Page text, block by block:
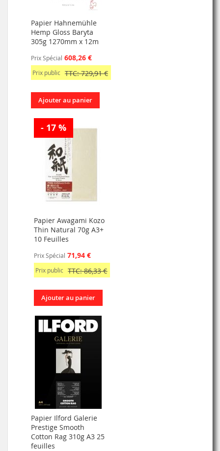
Papier Hahnemühle
Hemp Gloss Baryta
305g 1270mm x 12m
Prix Spécial 608,26 €
Prix public TTC: 729,91 €
Ajouter au panier
- 17 %
Papier Awagami Kozo
Thin Natural 70g A3+
10 Feuilles
Prix Spécial 71,94 €
Prix public TTC: 86,33 €
Ajouter au panier
Papier Ilford Galerie
Prestige Smooth
Cotton Rag 310g A3 25
feuilles